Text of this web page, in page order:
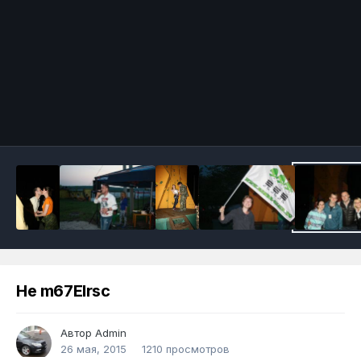
He m67Elrsc
Автор Admin
26 мая, 2015
1210 просмотров